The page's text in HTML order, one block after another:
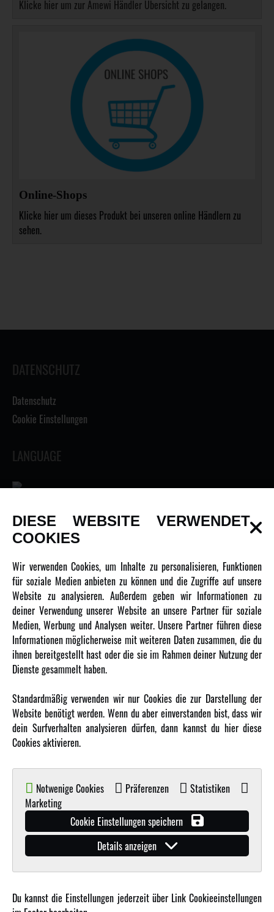
Klicke hier um zur Amewi Händler Übersicht zu gelangen.
Online-Shops
Klicke hier um dieses Produkt bei unseren online Händlern zu
sehen.
DATENSCHUTZ
Datenschutz
Cookie Einstellungen
LANGUAGE
INFORMATIONEN
Newsletter
Über uns
Karriere
Amewi Kataloge
MEHR VON AMEWI
Amewi Construction - Nutzfahrzeuge
Malinos - Die kreative Seite von Amewi
Werden Sie Amewi Händler
© Copyright 2019 - 2026 Amewi Trade GmbH - Alle Rechte vorbehalten |Impressum| Der
DIESE WEBSITE VERWENDET
COOKIES
Wir verwenden Cookies, um Inhalte zu personalisieren, Funktionen
für soziale Medien anbieten zu können und die Zugriffe auf unsere
Website zu analysieren. Außerdem geben wir Informationen zu
deiner Verwendung unserer Website an unsere Partner für soziale
Medien, Werbung und Analysen weiter. Unsere Partner führen diese
Informationen möglicherweise mit weiteren Daten zusammen, die du
ihnen bereitgestellt hast oder die sie im Rahmen deiner Nutzung der
Dienste gesammelt haben.
Standardmäßig verwenden wir nur Cookies die zur Darstellung der
Website benötigt werden. Wenn du aber einverstanden bist, dass wir
dein Surfverhalten analysieren dürfen, dann kannst du hier diese
Cookies aktivieren.
Notwenige Cookies Präferenzen
Statistiken
Marketing
Cookie Einstellungen speichern
Details anzeigen
Du kannst die Einstellungen jederzeit über Link Cookieeinstellungen